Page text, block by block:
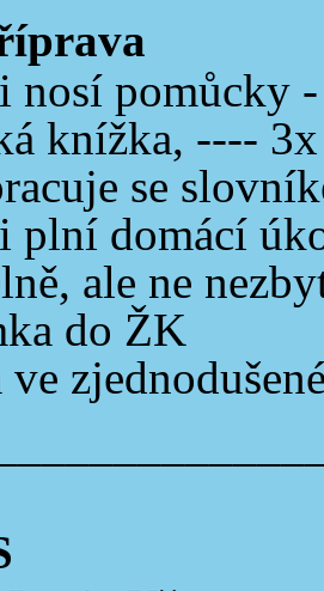
nosí pomůcky
knížka, ----
se
plní domácí
ale ne
do ŽK
ve